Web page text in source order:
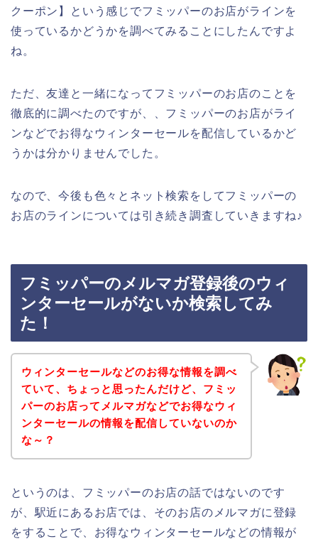
クーポン】という感じでフミッパーのお店がラインを
使っているかどうかを調べてみることにしたんですよ
ね。
ただ、友達と一緒になってフミッパーのお店のことを
徹底的に調べたのですが、、フミッパーのお店がライ
ンなどでお得なウィンターセールを配信しているかど
うかは分かりませんでした。
なので、今後も色々とネット検索をしてフミッパーの
お店のラインについては引き続き調査していきますね♪
フミッパーのメルマガ登録後のウィ
ンターセールがないか検索してみ
た！
ウィンターセールなどのお得な情報を調べ
ていて、ちょっと思ったんだけど、フミッ
パーのお店ってメルマガなどでお得なウィ
ンターセールの情報を配信していないのか
な～？
というのは、フミッパーのお店の話ではないのです
が、駅近にあるお店では、そのお店のメルマガに登録
をすることで、お得なウィンターセールなどの情報が